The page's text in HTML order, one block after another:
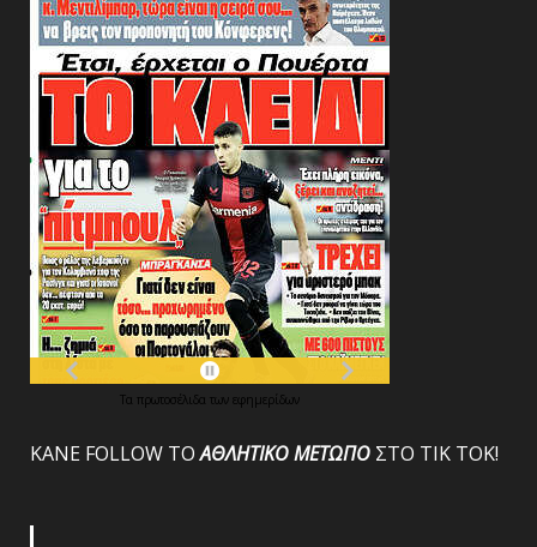
Τα πρωτοσέλιδα των εφημερίδων
ΚΑΝΕ FOLLOW ΤΟΑΘΛΗΤΙΚΟΜΕΤΩΠΟ ΣΤΟ ΤΙΚ ΤΟΚ!